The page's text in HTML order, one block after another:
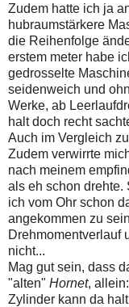
Zudem hatte ich ja
hubraumstärkere
die Reihenfolge
erstem meter habe
gedrosselte
seidenweich und
Werke, ab
halt doch recht
Auch im Vergleich
Zudem verwirrte
nach meinem
als eh schon drehte.
ich vom Ohr schon
angekommen zu
Drehmomentverlauf
nicht...
Mag gut sein, dass
"alten" Hornet,
Zylinder kann da